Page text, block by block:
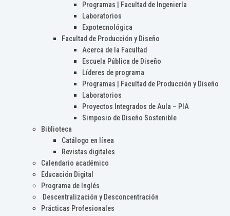
Programas | Facultad de Ingeniería
Laboratorios
Expotecnológica
Facultad de Producción y Diseño
Acerca de la Facultad
Escuela Pública de Diseño
Líderes de programa
Programas | Facultad de Producción y Diseño
Laboratorios
Proyectos Integrados de Aula – PIA
Simposio de Diseño Sostenible
Biblioteca
Catálogo en línea
Revistas digitales
Calendario académico
Educación Digital
Programa de Inglés
Descentralización y Desconcentración
Prácticas Profesionales